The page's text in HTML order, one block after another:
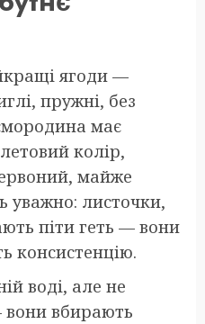
ягоди —
пружні, без
має
колір,
майже
уважно: листочки,
піти геть — вони
консистенцію.
воді, але не
вони вбирають